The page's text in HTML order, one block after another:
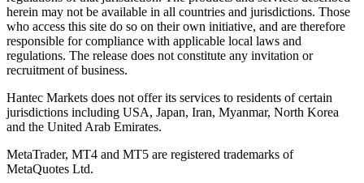
herein may not be available in all countries and jurisdictions. Those
who access this site do so on their own initiative, and are therefore
responsible for compliance with applicable local laws and
regulations. The release does not constitute any invitation or
recruitment of business.
Hantec Markets does not offer its services to residents of certain
jurisdictions including USA, Japan, Iran, Myanmar, North Korea
and the United Arab Emirates.
MetaTrader, MT4 and MT5 are registered trademarks of
MetaQuotes Ltd.